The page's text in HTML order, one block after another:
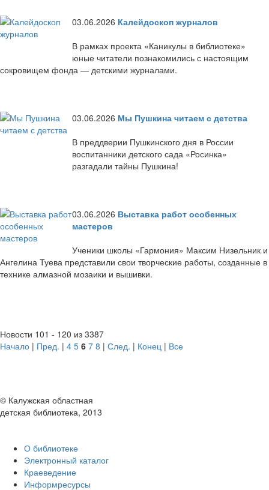
03.06.2026 Калейдоскоп журналов
В рамках проекта «Каникулы в библиотеке»
юные читатели познакомились с настоящим
сокровищем фонда — детскими журналами.
03.06.2026 Мы Пушкина читаем с детства
В преддверии Пушкинского дня в России
воспитанники детского сада «Росинка»
разгадали тайны Пушкина!
03.06.2026 Выставка работ особенных
мастеров
Ученики школы «Гармония» Максим Низельник и
Ангелина Туева представили свои творческие работы, созданные в
технике алмазной мозаики и вышивки.
Новости 101 - 120 из 3387
Начало | Пред. | 4 5 6 7 8 | След. | Конец | Все
© Калужская областная
детская библиотека, 2013
О библиотеке
Электронный каталог
Краеведение
Информресурсы